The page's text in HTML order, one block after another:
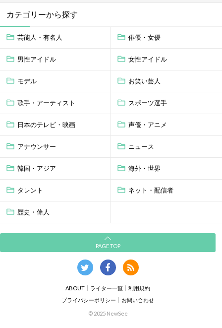
カテゴリーから探す
芸能人・有名人 俳優・女優
男性アイドル 女性アイドル
モデル お笑い芸人
歌手・アーティスト スポーツ選手
日本のテレビ・映画 声優・アニメ
アナウンサー ニュース
韓国・アジア 海外・世界
タレント ネット・配信者
歴史・偉人
PAGE TOP
ABOUT ライター一覧
利用規約
プライバシーポリシー
お問い合わせ
© 2025 NewSee